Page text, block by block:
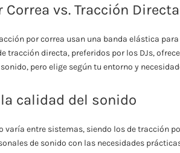
Correa vs. Tracción Directa
por correa usan una banda elástica
tracción directa, preferidos por los DJs,
pero elige según tu entorno y
calidad del sonido
varía entre sistemas, siendo los de tracción
de sonido con las necesidades